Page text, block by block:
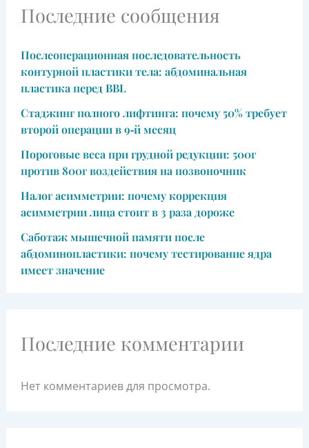
Последние сообщения
Послеоперационная последовательность
контурной пластики тела: абдоминальная
пластика перед BBL
Стаджинг полного лифтинга: почему 50% требует
второй операции в 9‑й месяц
Пороговые веса при грудной редукции: 500г
против 800г воздействия на позвоночник
Налог асимметрии: почему коррекция
асимметрии лица стоит в 3 раза дороже
Саботаж мышечной памяти после
абдоминопластики: почему тестирование ядра
имеет значение
Последние комментарии
Нет комментариев для просмотра.